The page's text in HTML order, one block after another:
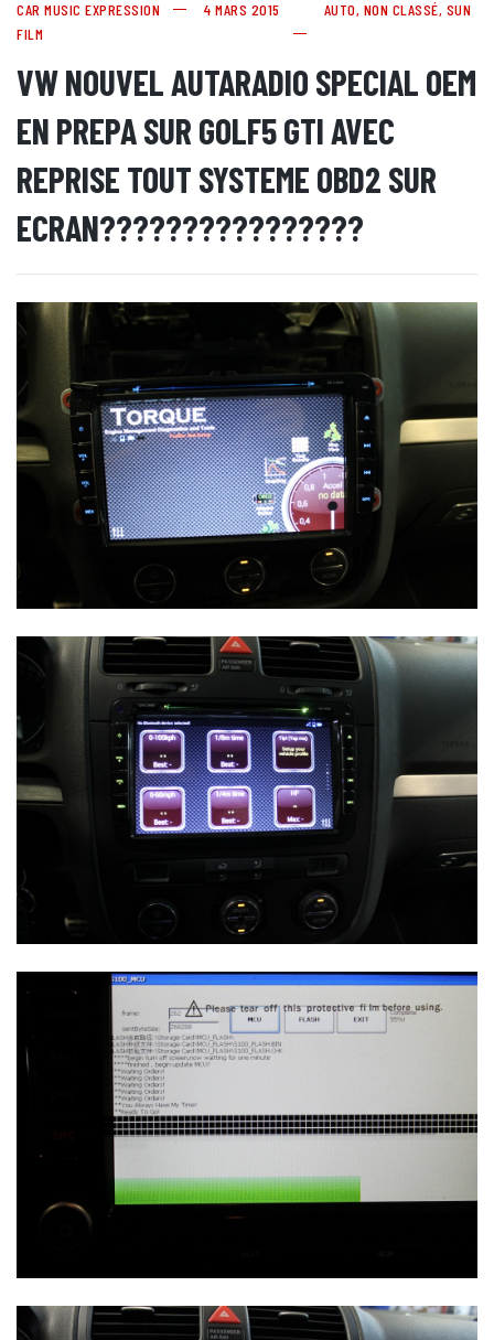
CAR MUSIC EXPRESSION 4 MARS 2015 AUTO, NON CLASSÉ, SUN
FILM
VW NOUVEL AUTARADIO SPECIAL OEM
EN PREPA SUR GOLF5 GTI AVEC
REPRISE TOUT SYSTEME OBD2 SUR
ECRAN????????????????